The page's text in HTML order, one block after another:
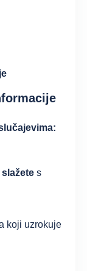
slažete s
koji uzrokuje